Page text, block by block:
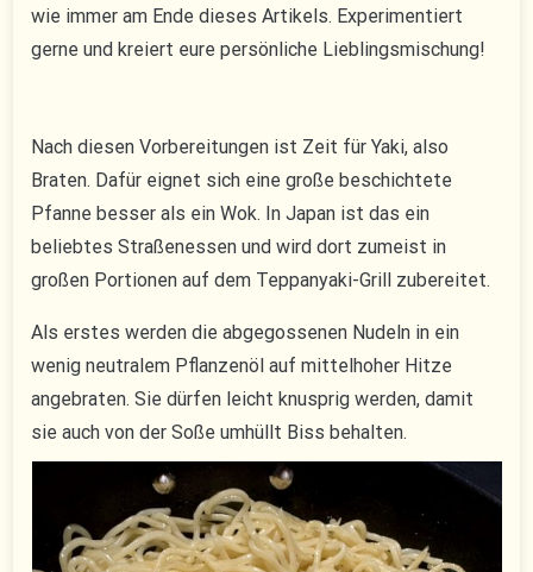
wie immer am Ende dieses Artikels. Experimentiert
gerne und kreiert eure persönliche Lieblingsmischung!
Nach diesen Vorbereitungen ist Zeit für Yaki, also
Braten. Dafür eignet sich eine große beschichtete
Pfanne besser als ein Wok. In Japan ist das ein
beliebtes Straßenessen und wird dort zumeist in
großen Portionen auf dem Teppanyaki-Grill zubereitet.
Als erstes werden die abgegossenen Nudeln in ein
wenig neutralem Pflanzenöl auf mittelhoher Hitze
angebraten. Sie dürfen leicht knusprig werden, damit
sie auch von der Soße umhüllt Biss behalten.